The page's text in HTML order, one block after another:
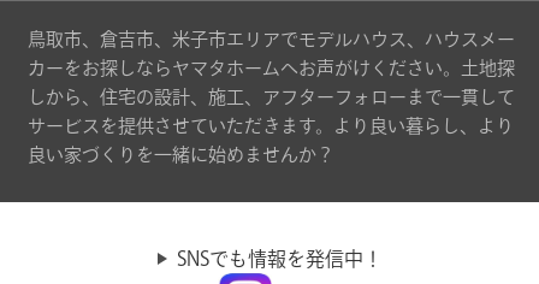
鳥取市、倉吉市、米子市エリアでモデルハウス、ハウスメー
カーをお探しならヤマタホームへお声がけください。土地探
しから、住宅の設計、施工、アフターフォローまで一貫して
サービスを提供させていただきます。より良い暮らし、より
良い家づくりを一緒に始めませんか？
SNSでも情報を発信中！